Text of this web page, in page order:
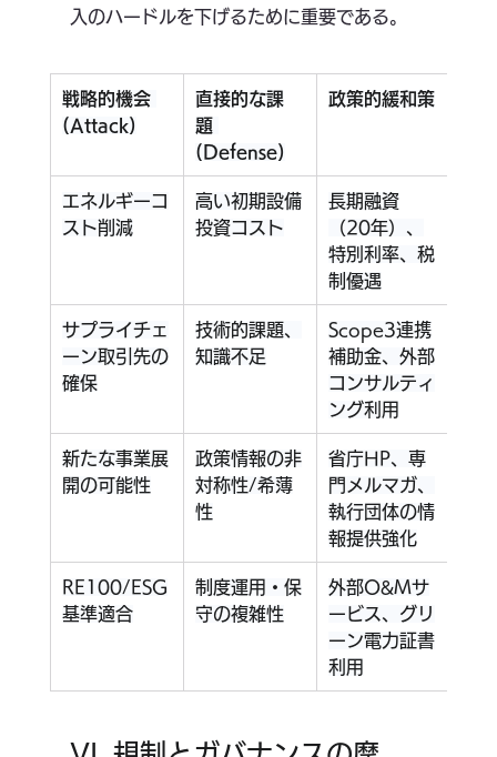
入のハードルを下げるために重要である。
戦略的機会
(Attack)
直接的な課
題
(Defense)
政策的緩和策
エネルギーコ
スト削減
高い初期設備
投資コスト
長期融資
（20年）、
特別利率、税
制優遇
サプライチェ
ーン取引先の
確保
技術的課題、
知識不足
Scope3連携
補助金、外部
コンサルティ
ング利用
新たな事業展
開の可能性
政策情報の非
対称性/希薄
性
省庁HP、専
門メルマガ、
執行団体の情
報提供強化
RE100/ESG
基準適合
制度運用・保
守の複雑性
外部O&Mサ
ービス、グリ
ーン電力証書
利用